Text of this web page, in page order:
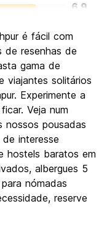
6.9
8.4
8.1
é fácil com
de resenhas de
gama de
viajantes solitários
Experimente a
Veja num
nossos pousadas
interesse
hostels baratos em
albergues 5
nómadas
reserve